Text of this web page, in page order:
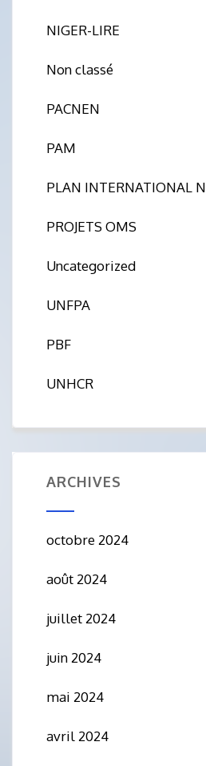
NIGER-LIRE
Non classé
PACNEN
PAM
PLAN INTERNATIONAL
PROJETS OMS
Uncategorized
UNFPA
PBF
UNHCR
ARCHIVES
octobre 2024
août 2024
juillet 2024
juin 2024
mai 2024
avril 2024